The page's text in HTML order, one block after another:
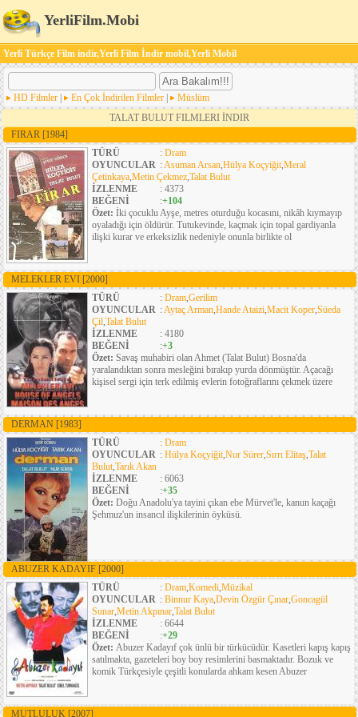
YerliFilm.Mobi
Yerli Türkçe Film indir,Yerli Film İndir mobil,Yerli Mobil
HD Filmler En Çok İndirilen Filmler
Müslüm
TALAT BULUT FILMLERI İNDIR
FIRAR [1984]
TÜRÜ
: Dram
OYUNCULAR :Asuman Arsan,Hülya Koçyiğit,Meral
Çetinkaya,Metin Çekmez,Talat Bulut
İZLENME
: 4373
BEĞENİ
:+104
Özet: İki çocuklu Ayşe, metres oturduğu kocasını, nikâh kıymayıp
oyaladığı için öldürür. Tutukevinde, kaçmak için topal gardiyanla
ilişki kurar ve erkeksizlik nedeniyle onunla birlikte ol
MELEKLER EVI [2000]
TÜRÜ
: Dram,Gerilim
OYUNCULAR :Aytaç Arman,Hande Ataizi,Macit Koper,Süeda
Çil,Talat Bulut
İZLENME
: 4180
BEĞENİ
:+3
Özet: Savaş muhabiri olan Ahmet (Talat Bulut) Bosna'da
yaralandıktan sonra mesleğini bırakıp yurda dönmüştür. Açacağı
kişisel sergi için terk edilmiş evlerin fotoğraflarını çekmek üzere
DERMAN [1983]
TÜRÜ
: Dram
OYUNCULAR : Hülya Koçyiğit,Nur Sürer,Sırrı Elitaş,Talat
Bulut,Tarık Akan
İZLENME
: 6063
BEĞENİ
:+35
Özet: Doğu Anadolu'ya tayini çıkan ebe Mürvet'le, kanun kaçağı
Şehmuz'un insancıl ilişkilerinin öyküsü.
ABUZER KADAYIF [2000]
TÜRÜ
: Dram,Komedi,Müzikal
OYUNCULAR : Binnur Kaya,Devin Özgür Çınar,Goncagül
Sunar,Metin Akpınar,Talat Bulut
İZLENME
: 6644
BEĞENİ
:+29
Özet: Abuzer Kadayıf çok ünlü bir türkücüdür. Kasetleri kapış kapış
satılmakta, gazeteleri boy boy resimlerini basmaktadır. Bozuk ve
komik Türkçesiyle çeşitli konularda ahkam kesen Abuzer
MUTLULUK [2007]